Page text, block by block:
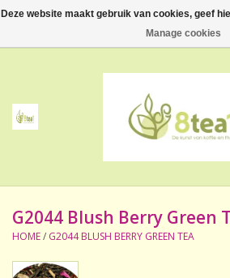
0
Thee
Accessoires
NIEUW! Verpakte thee
G2044 Blush Berry Green
HOME/ G2044 BLUSH BERRY GREEN TEA
Deze website maakt gebruik van cookies, geef
Manage cookies